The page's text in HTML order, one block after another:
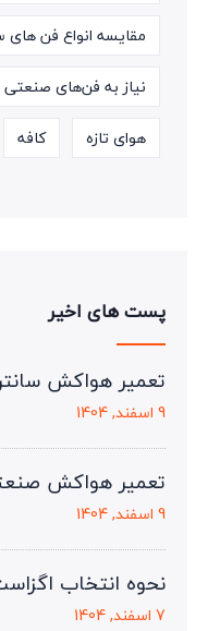
مقایسه انواع فن های
نیاز به فن‌های
هوای تازه
کافه
پست های اخیر
تعمیر هواکش
9 اسفند, 1404
تعمیر هواکش
9 اسفند, 1404
نحوه انتخاب
7 اسفند, 1404